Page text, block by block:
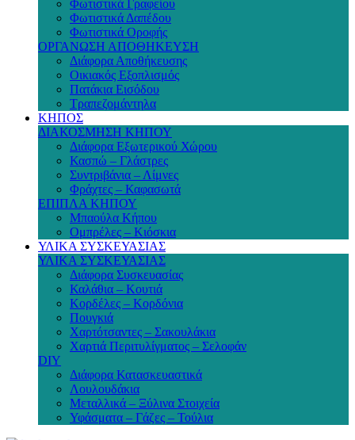
Φωτιστικά Γραφείου
Φωτιστικά Δαπέδου
Φωτιστικά Οροφής
ΟΡΓΑΝΩΣΗ ΑΠΟΘΗΚΕΥΣΗ
Διάφορα Αποθήκευσης
Οικιακός Εξοπλισμός
Πατάκια Εισόδου
Τραπεζομάντηλα
ΚΗΠΟΣ
ΔΙΑΚΟΣΜΗΣΗ ΚΗΠΟΥ
Διάφορα Εξωτερικού Χώρου
Κασπώ – Γλάστρες
Συντριβάνια – Λίμνες
Φράχτες – Καφασωτά
ΕΠΙΠΛΑ ΚΗΠΟΥ
Μπαούλα Κήπου
Ομπρέλες – Κιόσκια
ΥΛΙΚΑ ΣΥΣΚΕΥΑΣΙΑΣ
ΥΛΙΚΑ ΣΥΣΚΕΥΑΣΙΑΣ
Διάφορα Συσκευασίας
Καλάθια – Κουτιά
Κορδέλες – Κορδόνια
Πουγκιά
Χαρτότσαντες – Σακουλάκια
Χαρτιά Περιτυλίγματος – Σελοφάν
DIY
Διάφορα Κατασκευαστικά
Λουλουδάκια
Μεταλλικά – Ξύλινα Στοιχεία
Υφάσματα – Γάζες – Τούλια